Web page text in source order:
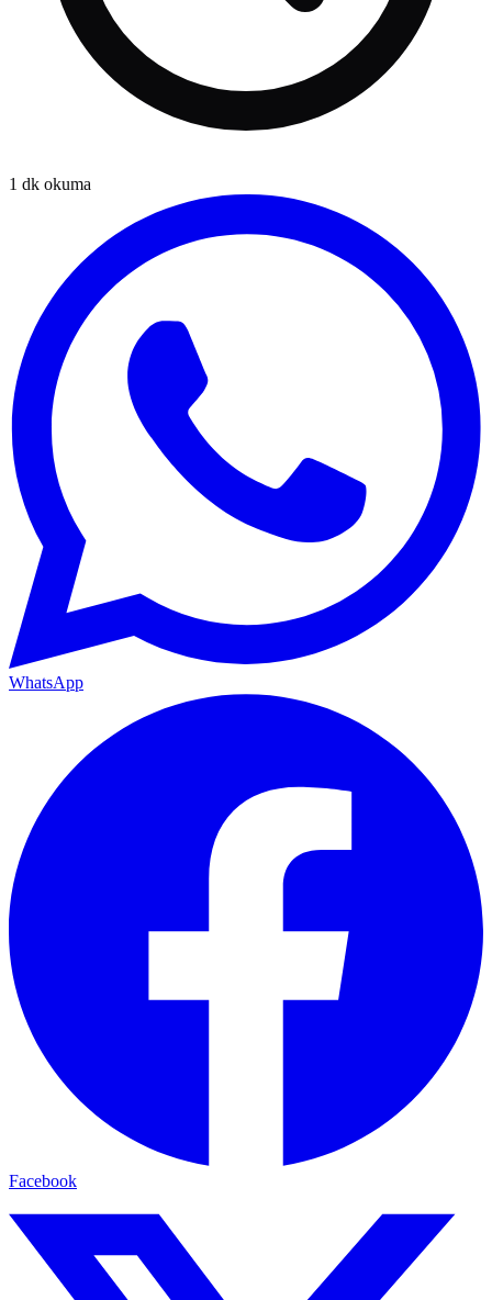
1 dk okuma
WhatsApp
Facebook